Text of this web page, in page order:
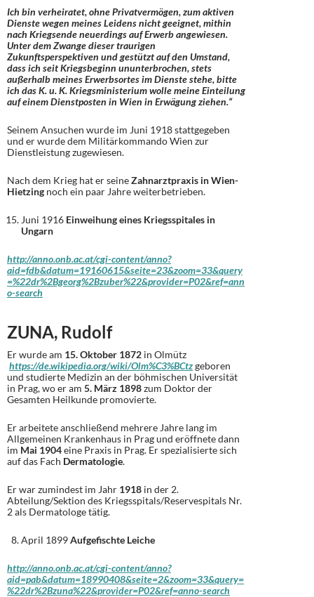
Ich bin verheiratet, ohne Privatvermögen, zum aktiven
Dienste wegen meines Leidens nicht geeignet, mithin
nach Kriegsende neuerdings auf Erwerb angewiesen.
Unter dem Zwange dieser traurigen
Zukunftsperspektiven und gestützt auf den Umstand,
dass ich seit Kriegsbeginn ununterbrochen, stets
außerhalb meines Erwerbsortes im Dienste stehe, bitte
ich das K. u. K. Kriegsministerium wolle meine Einteilung
auf einem Dienstposten in Wien in Erwägung ziehen.“
Seinem Ansuchen wurde im Juni 1918 stattgegeben
und er wurde dem Militärkommando Wien zur
Dienstleistung zugewiesen.
Nach dem Krieg hat er seineZahnarztpraxis in Wien-
Hietzing noch ein paar Jahre weiterbetrieben.
Juni 1916 Einweihung eines Kriegsspitales in
Ungarn
http://anno.onb.ac.at/cgi-content/anno?
aid=fdb&datum=19160615&seite=23&zoom=33&query
=%22dr%2Bgeorg%2Bzuber%22&provider=P02&ref=ann
o-search
ZUNA, Rudolf
Er wurde am 15. Oktober 1872 in Olmütz
https://de.wikipedia.org/wiki/Olm%C3%BCtzgeboren
und studierte Medizin an der böhmischen Universität
in Prag, wo er am 5. März 1898zum Doktor der
Gesamten Heilkunde promovierte.
Er arbeitete anschließend mehrere Jahre lang im
Allgemeinen Krankenhaus in Prag und eröffnete dann
im Mai 1904eine Praxis in Prag. Er spezialisierte sich
auf das Fach Dermatologie.
Er war zumindest im Jahr 1918 in der 2.
Abteilung/Sektion des Kriegsspitals/Reservespitals Nr.
2 als Dermatologe tätig.
April 1899Aufgefischte Leiche
http://anno.onb.ac.at/cgi-content/anno?
aid=pab&datum=18990408&seite=2&zoom=33&query=
%22dr%2Bzuna%22&provider=P02&ref=anno-search